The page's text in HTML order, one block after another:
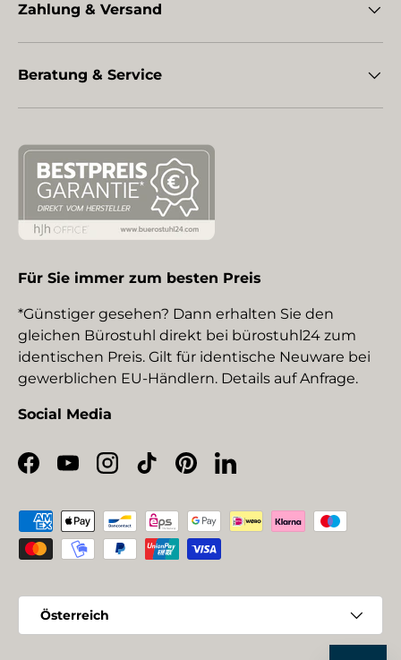
Zahlung & Versand
Beratung & Service
Für Sie immer zum besten Preis
*Günstiger gesehen? Dann erhalten Sie den
gleichen Bürostuhl direkt bei bürostuhl24 zum
identischen Preis. Gilt für identische Neuware bei
gewerblichen EU-Händlern. Details auf Anfrage.
Social Media
Facebook
YouTubeInstagram
TikTokPinterestLinkedIn
Zahlungsmethoden
Land/Region
Österreich